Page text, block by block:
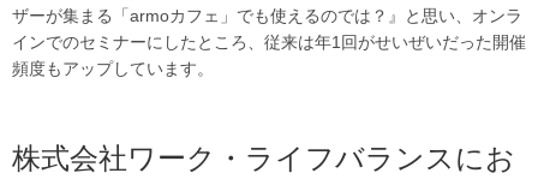
ザーが集まる「armoカフェ」でも使えるのでは？』と思い、オンラ
インでのセミナーにしたところ、従来は年1回がせいぜいだった開催
頻度もアップしています。
株式会社ワーク・ライフバランスにお